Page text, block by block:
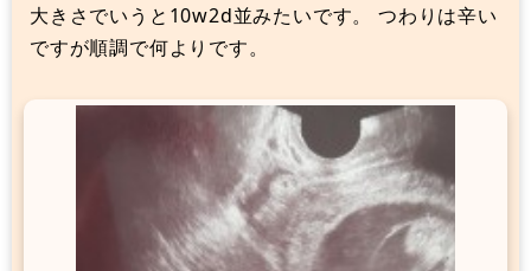
大きさでいうと10w2d並みたいです。 つわりは辛い
ですが順調で何よりです。